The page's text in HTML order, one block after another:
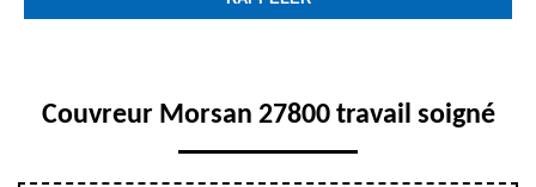
Couvreur Morsan 27800 travail soigné